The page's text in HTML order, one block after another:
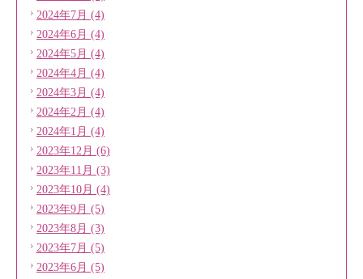
2024年7月 (4)
2024年6月 (4)
2024年5月 (4)
2024年4月 (4)
2024年3月 (4)
2024年2月 (4)
2024年1月 (4)
2023年12月 (6)
2023年11月 (3)
2023年10月 (4)
2023年9月 (5)
2023年8月 (3)
2023年7月 (5)
2023年6月 (5)